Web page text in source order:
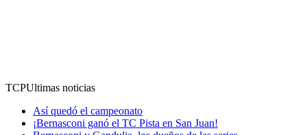
TCPUltimas noticias
Así quedó el campeonato
¡Bernasconi ganó el TC Pista en San Juan!